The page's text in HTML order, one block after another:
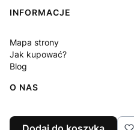
INFORMACJE
Mapa strony
Jak kupować?
Blog
O NAS
Kontakt